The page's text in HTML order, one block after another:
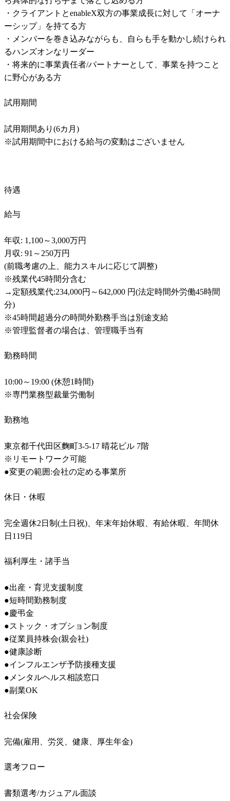
・クライアントとenableX双方の事業成長に対して「オーナ
ーシップ」を持てる方
・メンバーを巻き込みながらも、自らも手を動かし続けられ
るハンズオンなリーダー
・将来的に事業責任者/パートナーとして、事業を持つこと
試用期間
試用期間あり(6カ月)
※試用期間中における給与の変動はございません
待遇
給与
年収: 1,100～3,000万円
月収: 91～250万円
(前職考慮の上、能力スキルに応じて調整)
※残業代45時間分含む
→定額残業代:234,000円～642,000 円(法定時間外労働45時間
分)
※45時間超過分の時間外勤務手当は別途支給
※管理監督者の場合は、管理職手当有
勤務時間
10:00～19:00 (休憩1時間)
※専門業務型裁量労働制
勤務地
東京都千代田区麴町3-5-17 晴花ビル 7階
※リモートワーク可能
休日・休暇
完全週休2日制(土日祝)、年末年始休暇、有給休暇、年間休
日119日
福利厚生・諸手当
●出産・育児支援制度
●短時間勤務制度
●慶弔金
●ストック・オプション制度
●従業員持株会(親会社)
●健康診断
●インフルエンザ予防接種支援
●メンタルヘルス相談窓口
●副業OK
社会保険
完備(雇用、労災、健康、厚生年金)
選考フロー
書類選考/カジュアル面談